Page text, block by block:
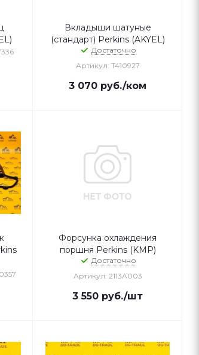
Вкладыши шатуные
(стандарт) Perkins (AKYEL)
Достаточно
Артикул: T410927
3 070 руб./ком
Форсунка охлаждения
поршня Perkins (KMP)
Достаточно
Артикул: 2113A003
3 550 руб./шт